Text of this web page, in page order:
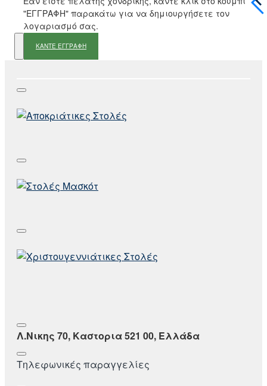
"ΕΓΓΡΑΦΗ" παρακάτω για να δημιουργήσετε τον
λογαριασμό σας.
ΚΑΝΤΕ ΕΓΓΡΑΦΗ
Λ.Νικης 70, Καστορια 521 00, Ελλάδα
Τηλεφωνικές παραγγελίες